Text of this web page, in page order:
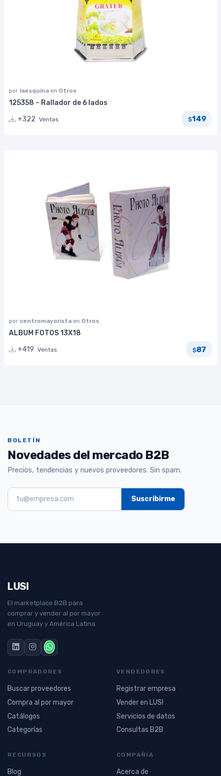
por laesquina en Otros
125358 – Rallador de 6 lados
+322 Ventas $149
por centromayorista en Otros
ALBUM FOTOS 13X18
+419 Ventas $87
BOLETÍN
Novedades del mercado B2B
Precios, tendencias y nuevos proveedores. Sin spam.
LUSI
El marketplace B2B para
comprar y vender al por mayor
en Uruguay y América Latina.
COMPRADORES
Buscar proveedores
Compra al por mayor
Catálogos
Categorías
VENDEDORES
Registrar empresa
Vender en LUSI
Servicios de datos
Consultas B2B
RECURSOS
Blog
COMPAÑÍA
Acerca de